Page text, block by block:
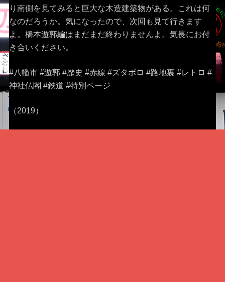
り南側を見てみると巨大な木造建築物がある。これは何
なのだろうか。気になったので、次回も見て行きます
よ。橋本遊郭編はまだまだ終わりませんよ。気長にお付
き合いください。
#八幡市 #遊郭 #歴史 #赤線 #ズタボロ #路地裏 #レトロ #
神社仏閣 #鉄道 #特別ページ
（2019）